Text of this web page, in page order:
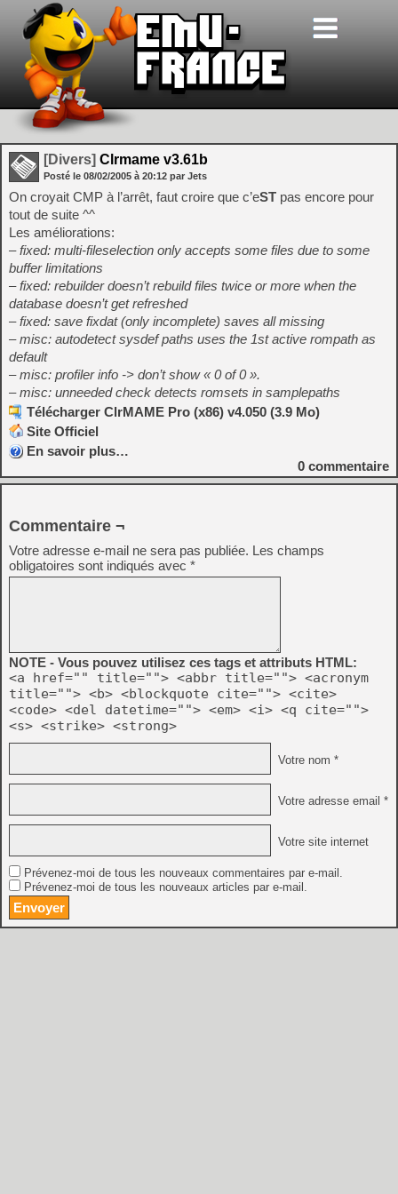
[Divers] Clrmame v3.61b
Posté le 08/02/2005 à 20:12 par Jets
On croyait CMP à l’arrêt, faut croire que c’eST pas encore pour
tout de suite ^^
Les améliorations:
– fixed: multi-fileselection only accepts some files due to some
buffer limitations
– fixed: rebuilder doesn’t rebuild files twice or more when the
database doesn’t get refreshed
– fixed: save fixdat (only incomplete) saves all missing
– misc: autodetect sysdef paths uses the 1st active rompath as
default
– misc: profiler info -> don’t show « 0 of 0 ».
– misc: unneeded check detects romsets in samplepaths
Télécharger ClrMAME Pro (x86) v4.050 (3.9 Mo)
Site Officiel
En savoir plus…
0 commentaire
Commentaire ¬
Votre adresse e-mail ne sera pas publiée. Les champs
obligatoires sont indiqués avec *
NOTE - Vous pouvez utilisez ces tags et attributs HTML:
<a href="" title=""> <abbr title=""> <acronym
title=""> <b> <blockquote cite=""> <cite>
<code> <del datetime=""> <em> <i> <q cite="">
<s> <strike> <strong>
Votre nom *
Votre adresse email *
Votre site internet
Prévenez-moi de tous les nouveaux commentaires par e-mail.
Prévenez-moi de tous les nouveaux articles par e-mail.